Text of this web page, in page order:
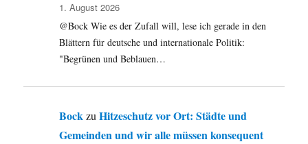
1. August 2026
@Bock Wie es der Zufall will, lese ich gerade in den
Blättern für deutsche und internationale Politik:
"Begrünen und Beblauen…
BockzuHitzeschutz vor Ort: Städte und
Gemeinden und wir alle müssen konsequent